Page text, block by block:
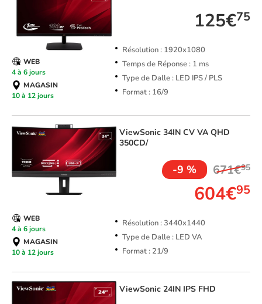
125€75
Résolution : 1920x1080
Temps de Réponse : 1 ms
Type de Dalle : LED IPS / PLS
Format : 16/9
WEB
4 à 6 jours
MAGASIN
10 à 12 jours
ViewSonic 34IN CV VA QHD
350CD/
-9 % 671€95
604€95
Résolution : 3440x1440
Type de Dalle : LED VA
Format : 21/9
WEB
4 à 6 jours
MAGASIN
10 à 12 jours
ViewSonic 24IN IPS FHD